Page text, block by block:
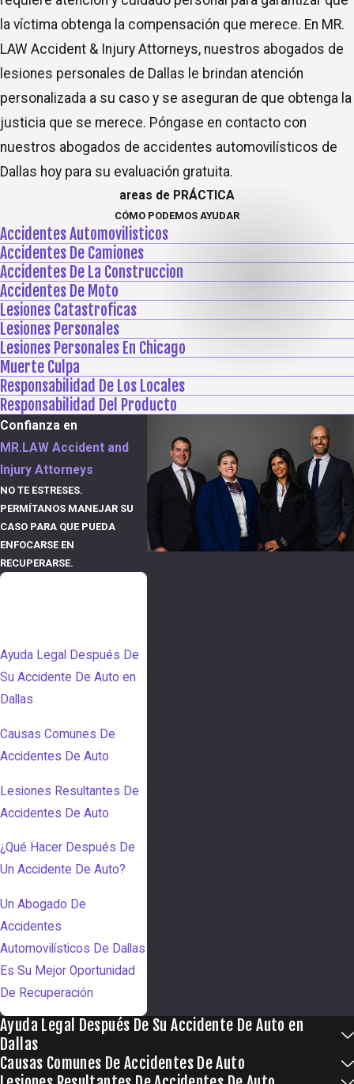
la víctima obtenga la compensación que merece. En MR.
LAW Accident & Injury Attorneys, nuestros abogados de
lesiones personales de Dallas le brindan atención
personalizada a su caso y se aseguran de que obtenga la
justicia que se merece. Póngase en contacto con
nuestros abogados de accidentes automovilísticos de
Dallas hoy para su evaluación gratuita.
areas de PRÁCTICA
CÓMO PODEMOS AYUDAR
Accidentes Automovilisticos
Accidentes De Camiones
Accidentes De La Construccion
Accidentes De Moto
Lesiones Catastroficas
Lesiones Personales
Lesiones Personales En Chicago
Muerte Culpa
Responsabilidad De Los Locales
Responsabilidad Del Producto
Confianza en
MR.LAW Accident and
Injury Attorneys
NO TE ESTRESES.
PERMÍTANOS MANEJAR SU
CASO PARA QUE PUEDA
ENFOCARSE EN
RECUPERARSE.
TABLA DE
Ayuda Legal Después De
Su Accidente De Auto en
Dallas
Causas Comunes De
Accidentes De Auto
Lesiones Resultantes De
Accidentes De Auto
¿Qué Hacer Después De
Un Accidente De Auto?
Un Abogado De
Accidentes
Automovilísticos De Dallas
Es Su Mejor Oportunidad
De Recuperación
Ayuda Legal Después De Su Accidente De Auto en
Dallas
Causas Comunes De Accidentes De Auto